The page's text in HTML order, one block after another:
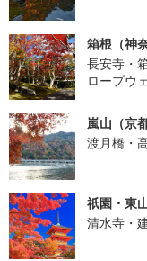
箱根（神
長安寺・
ロープウ
嵐山（京
渡月橋・
祇園・東
清水寺・